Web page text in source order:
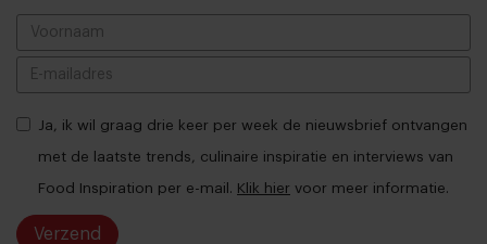
Ja, ik wil graag drie keer per week de nieuwsbrief ontvangen
met de laatste trends, culinaire inspiratie en interviews van
Food Inspiration per e-mail. Klik hier voor meer informatie.
Verzend